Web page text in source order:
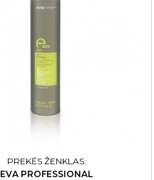
PREKĖS ŽENKLAS:
EVA PROFESSIONAL